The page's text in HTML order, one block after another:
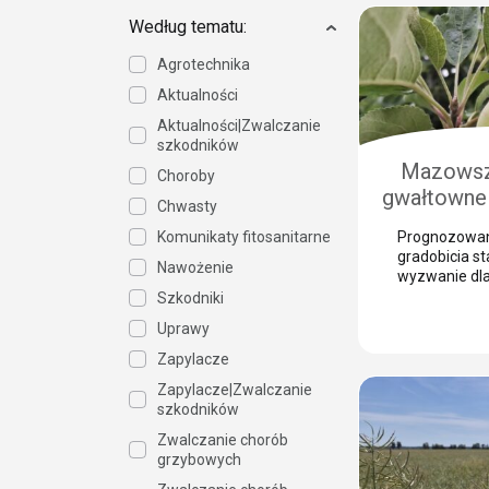
Według tematu:
Agrotechnika
Aktualności
Aktualności|Zwalczanie
szkodników
Choroby
Chwasty
Komunikaty fitosanitarne
Nawożenie
Szkodniki
Uprawy
Zapylacze
Zapylacze|Zwalczanie
szkodników
Zwalczanie chorób
grzybowych
bramą dla
szkodniki,
jesieni.
wyjaśnia, […]
gradobicia
wyzwanie
kluczem do
strat jest
takim
patogenów
przed
Justyna